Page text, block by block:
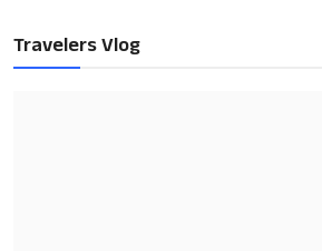
Travelers Vlog